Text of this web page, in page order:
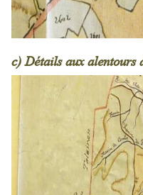
c) Détails aux alentours